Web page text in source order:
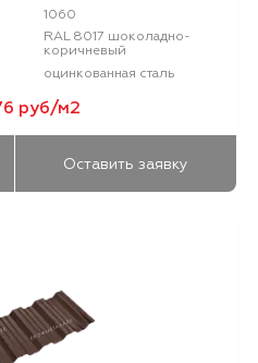
1060
RAL 8017 шоколадно-
коричневый
оцинкованная сталь
руб/м2
Оставить заявку